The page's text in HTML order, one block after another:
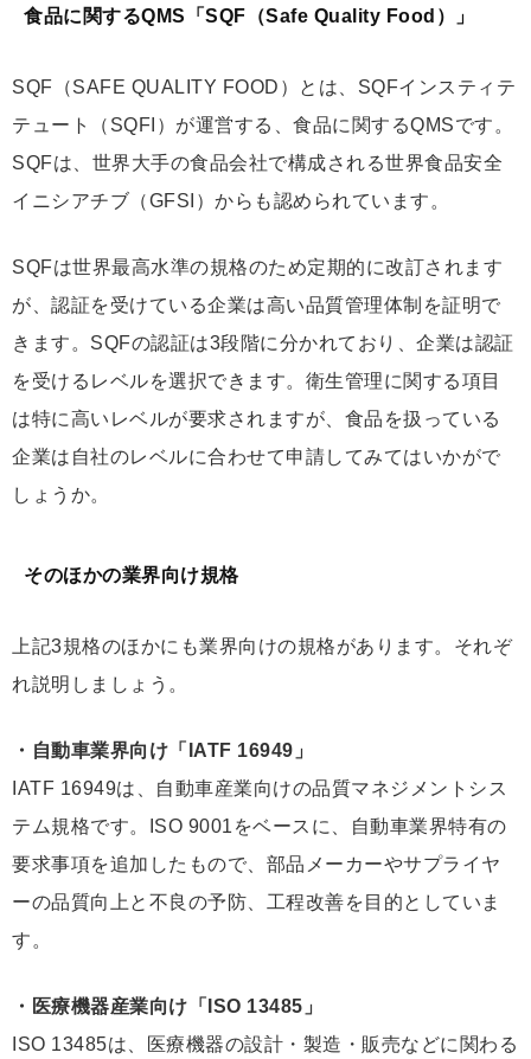
食品に関するQMS「SQF（Safe Quality Food）」
SQF（SAFE QUALITY FOOD）とは、SQFインスティテ
テュート（SQFI）が運営する、食品に関するQMSです。
SQFは、世界大手の食品会社で構成される世界食品安全
イニシアチブ（GFSI）からも認められています。
SQFは世界最高水準の規格のため定期的に改訂されます
が、認証を受けている企業は高い品質管理体制を証明で
きます。SQFの認証は3段階に分かれており、企業は認証
を受けるレベルを選択できます。衛生管理に関する項目
は特に高いレベルが要求されますが、食品を扱っている
企業は自社のレベルに合わせて申請してみてはいかがで
しょうか。
そのほかの業界向け規格
上記3規格のほかにも業界向けの規格があります。それぞ
れ説明しましょう。
・自動車業界向け「IATF 16949」
IATF 16949は、自動車産業向けの品質マネジメントシス
テム規格です。ISO 9001をベースに、自動車業界特有の
要求事項を追加したもので、部品メーカーやサプライヤ
ーの品質向上と不良の予防、工程改善を目的としていま
す。
・医療機器産業向け「ISO 13485」
ISO 13485は、医療機器の設計・製造・販売などに関わる